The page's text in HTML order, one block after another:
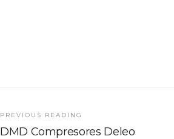
PREVIOUS READING
DMD Compresores Deleo